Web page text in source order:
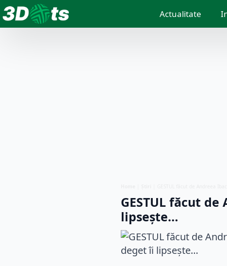
Actualitate
GESTUL făcut
lipsește…